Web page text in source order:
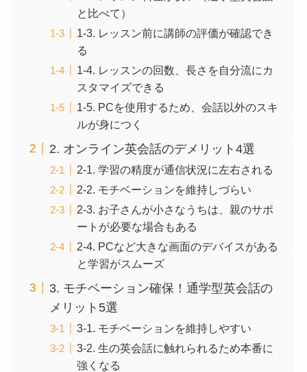
と比べて）
1-3. レッスン前に講師の評価が確認でき
る
1-4. レッスンの回数、長さを自分流にカ
スタマイズできる
1-5. PCを使用するため、会話以外のスキ
ルが身につく
2. オンライン英会話のデメリット4選
2-1. 学習の精度が通信状況に左右される
2-2. モチベーションを維持しづらい
2-3. お子さんが小さなうちは、親のサポ
ートが必要な場合もある
2-4. PCなど大きな画面のデバイスがある
と学習がスムーズ
3. モチベーション確保！通学型英会話の
メリット5選
3-1. モチベーションを維持しやすい
3-2. 生の英会話に触れられるため本番に
強くなる